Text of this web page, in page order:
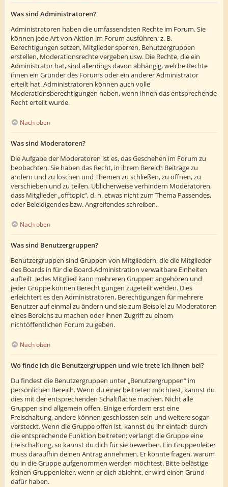
Was sind Administratoren?
Administratoren haben die umfassendsten Rechte im Forum. Sie
können jede Art von Aktion im Forum ausführen; z. B.
Berechtigungen setzen, Mitglieder sperren, Benutzergruppen
erstellen, Moderationsrechte vergeben usw. Die Rechte, die ein
Administrator hat, sind allerdings davon abhängig, welche Rechte
ihnen ein Gründer des Forums oder ein anderer Administrator
erteilt hat. Administratoren können auch volle
Moderationsberechtigungen haben, wenn ihnen das entsprechende
Recht erteilt wurde.
Nach oben
Was sind Moderatoren?
Die Aufgabe der Moderatoren ist es, das Geschehen im Forum zu
beobachten. Sie haben das Recht, in ihrem Bereich Beiträge zu
ändern und zu löschen und Themen zu schließen, zu öffnen, zu
verschieben und zu teilen. Üblicherweise verhindern Moderatoren,
dass Mitglieder „offtopic“, d. h. etwas nicht zum Thema Passendes,
oder Beleidigendes bzw. Angreifendes schreiben.
Nach oben
Was sind Benutzergruppen?
Benutzergruppen sind Gruppen von Mitgliedern, die die Mitglieder
des Boards in für die Board-Administration verwaltbare Einheiten
aufteilt. Jedes Mitglied kann mehreren Gruppen angehören und
jeder Gruppe können Berechtigungen zugeteilt werden. Dies
erleichtert es den Administratoren, Berechtigungen für mehrere
Benutzer auf einmal zu ändern und sie zum Beispiel zu Moderatoren
eines Bereichs zu machen oder ihnen Zugriff zu einem
nichtöffentlichen Forum zu geben.
Nach oben
Wo finde ich die Benutzergruppen und wie trete ich ihnen bei?
Du findest die Benutzergruppen unter „Benutzergruppen“ im
persönlichen Bereich. Wenn du einer beitreten möchtest, kannst du
dies mit der entsprechenden Schaltfläche machen. Nicht alle
Gruppen sind allgemein offen. Einige erfordern erst eine
Freischaltung, andere können geschlossen sein und weitere sogar
versteckt. Wenn die Gruppe offen ist, kannst du ihr einfach durch
die entsprechende Funktion beitreten; verlangt die Gruppe eine
Freischaltung, so kannst du dich für sie bewerben. Ein Gruppenleiter
muss daraufhin deinen Antrag annehmen. Er könnte fragen, warum
du in die Gruppe aufgenommen werden möchtest. Bitte belästige
keinen Gruppenleiter, wenn er dich ablehnt, er wird einen Grund
dafür haben.